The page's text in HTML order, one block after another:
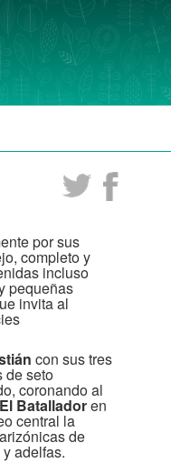
por sus
completo y
incluso
pequeñas
invita al
con sus tres
de seto
coronando al
Batalladoren
central la
de
adelfas.